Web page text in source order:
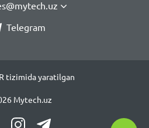
Telegram
tizimida yaratilgan
Mytech.uz